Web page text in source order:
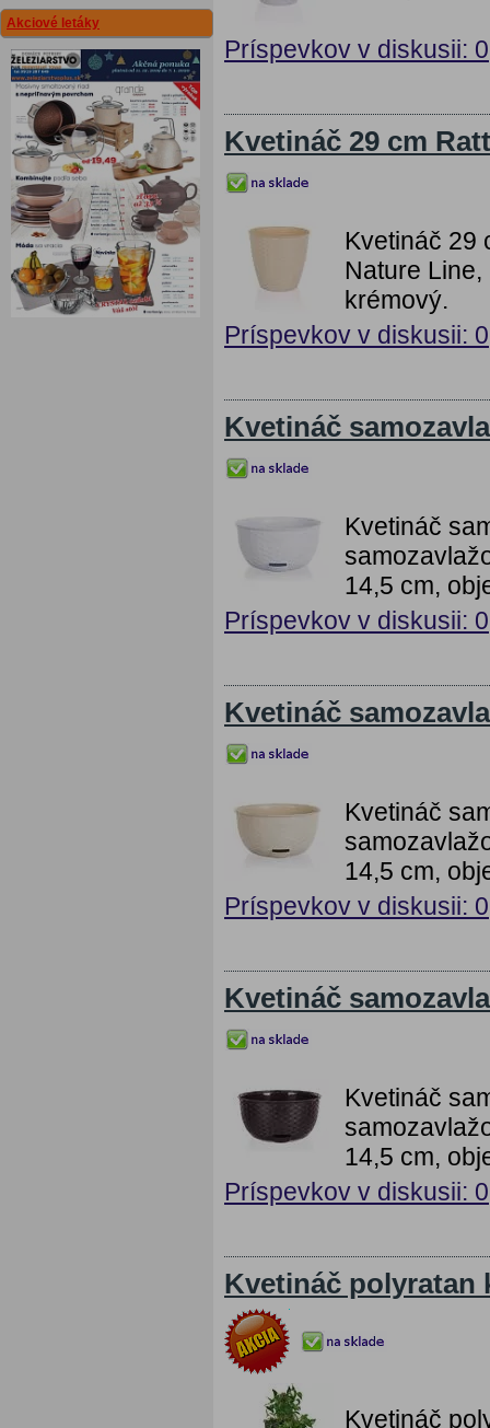
Akciové letáky
Príspevkov v diskusii: 0
Kvetináč 29 cm
Kvetináč 29
Nature
krémový.
Príspevkov v diskusii: 0
Kvetináč
Kvetináč
14,5 cm,
Príspevkov v diskusii: 0
Kvetináč
Kvetináč
14,5 cm,
Príspevkov v diskusii: 0
Kvetináč
Kvetináč
14,5 cm,
Príspevkov v diskusii: 0
Kvetináč polyratan
Kvetináč